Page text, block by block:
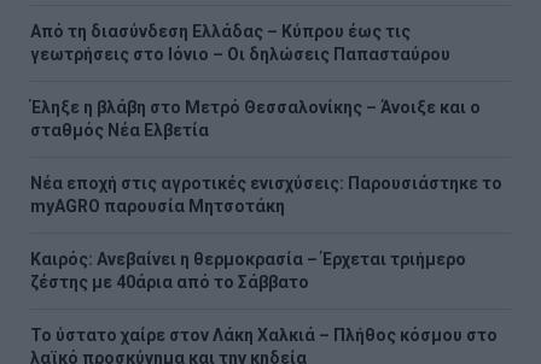
Από τη διασύνδεση Ελλάδας – Κύπρου έως τις
γεωτρήσεις στο Ιόνιο – Οι δηλώσεις Παπασταύρου
Έληξε η βλάβη στο Μετρό Θεσσαλονίκης – Άνοιξε και ο
σταθμός Νέα Ελβετία
Νέα εποχή στις αγροτικές ενισχύσεις: Παρουσιάστηκε το
myAGRO παρουσία Μητσοτάκη
Καιρός: Ανεβαίνει η θερμοκρασία – Έρχεται τριήμερο
ζέστης με 40άρια από το Σάββατο
Το ύστατο χαίρε στον Λάκη Χαλκιά – Πλήθος κόσμου στο
λαϊκό προσκύνημα και την κηδεία